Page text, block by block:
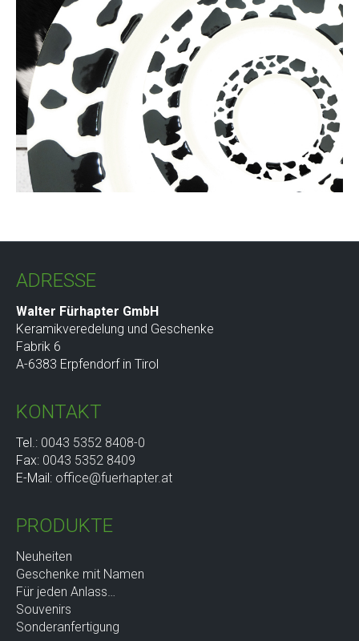
ADRESSE
Walter Fürhapter GmbH
Keramikveredelung und Geschenke
Fabrik 6
A-6383 Erpfendorf in Tirol
KONTAKT
Tel.: 0043 5352 8408-0
Fax: 0043 5352 8409
E-Mail: office@fuerhapter.at
PRODUKTE
Neuheiten
Geschenke mit Namen
Für jeden Anlass…
Souvenirs
Sonderanfertigung